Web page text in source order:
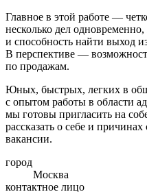
Главное в этой работе —
несколько дел одновременно,
и способность найти выход
В перспективе —
по продажам.
Юных, быстрых, легких в
с опытом работы в области
мы готовы пригласить на
рассказать о себе и причинах
вакансии.
город
Москва
контактное лицо